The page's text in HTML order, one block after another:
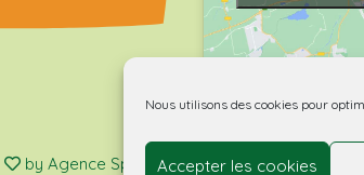
Nous utilisons des cookies pour
Accepter les cookies
by Agence Spritz.